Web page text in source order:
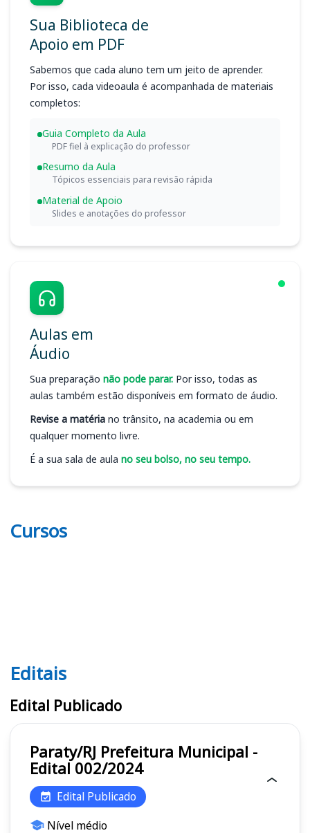
Sua Biblioteca de
Apoio em PDF
Sabemos que cada aluno tem um jeito de aprender.
Por isso, cada videoaula é acompanhada de materiais
completos:
Guia Completo da Aula
PDF fiel à explicação do professor
Resumo da Aula
Tópicos essenciais para revisão rápida
Material de Apoio
Slides e anotações do professor
Aulas em
Áudio
Sua preparação não pode parar. Por isso, todas as
aulas também estão disponíveis em formato de áudio.
Revise a matéria no trânsito, na academia ou em
qualquer momento livre.
É a sua sala de aula no seu bolso, no seu tempo.
Cursos
Editais
Editais
Edital Publicado
Paraty/RJ Prefeitura Municipal -
Edital 002/2024
Edital Publicado
Nível médio